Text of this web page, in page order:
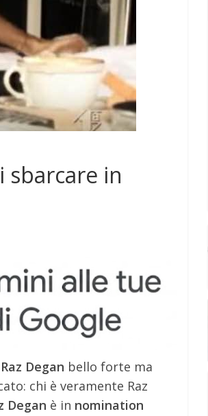
sbarcare in
Raz Degan bello forte ma
chi è veramente Raz
Degan è in nomination